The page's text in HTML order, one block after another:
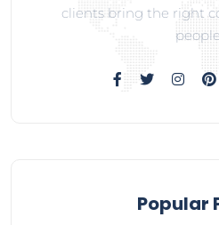
clients bring the right
Popular